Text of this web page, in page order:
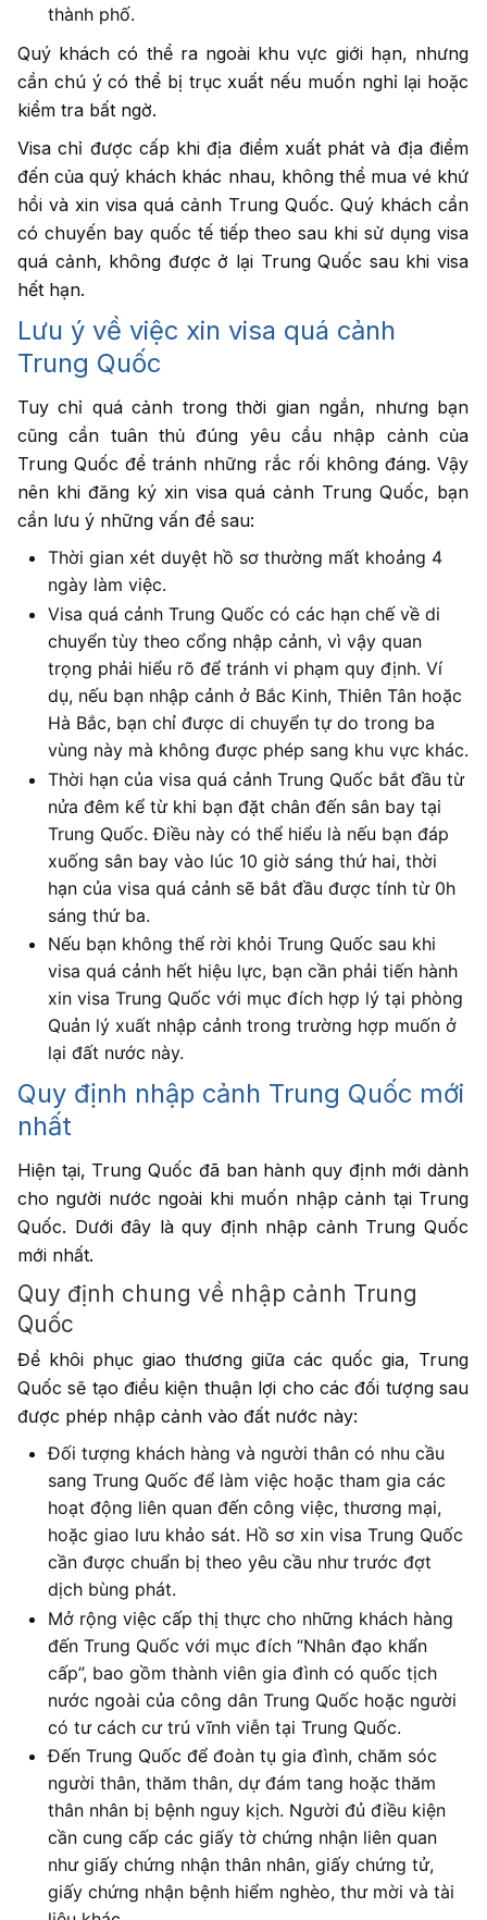
thành phố.
Quý khách có thể ra ngoài khu vực giới hạn, nhưng
cần chú ý có thể bị trục xuất nếu muốn nghỉ lại hoặc
kiểm tra bất ngờ.
Visa chỉ được cấp khi địa điểm xuất phát và địa điểm
đến của quý khách khác nhau, không thể mua vé khứ
hồi và xin visa quá cảnh Trung Quốc. Quý khách cần
có chuyến bay quốc tế tiếp theo sau khi sử dụng visa
quá cảnh, không được ở lại Trung Quốc sau khi visa
hết hạn.
Lưu ý về việc xin visa quá cảnh
Trung Quốc
Tuy chỉ quá cảnh trong thời gian ngắn, nhưng bạn
cũng cần tuân thủ đúng yêu cầu nhập cảnh của
Trung Quốc để tránh những rắc rối không đáng. Vậy
nên khi đăng ký xin visa quá cảnh Trung Quốc, bạn
cần lưu ý những vấn đề sau:
Thời gian xét duyệt hồ sơ thường mất khoảng 4
ngày làm việc.
Visa quá cảnh Trung Quốc có các hạn chế về di
chuyển tùy theo cổng nhập cảnh, vì vậy quan
trọng phải hiểu rõ để tránh vi phạm quy định. Ví
dụ, nếu bạn nhập cảnh ở Bắc Kinh, Thiên Tân hoặc
Hà Bắc, bạn chỉ được di chuyển tự do trong ba
vùng này mà không được phép sang khu vực khác.
Thời hạn của visa quá cảnh Trung Quốc bắt đầu từ
nửa đêm kể từ khi bạn đặt chân đến sân bay tại
Trung Quốc. Điều này có thể hiểu là nếu bạn đáp
xuống sân bay vào lúc 10 giờ sáng thứ hai, thời
hạn của visa quá cảnh sẽ bắt đầu được tính từ 0h
sáng thứ ba.
Nếu bạn không thể rời khỏi Trung Quốc sau khi
visa quá cảnh hết hiệu lực, bạn cần phải tiến hành
xin visa Trung Quốc với mục đích hợp lý tại phòng
Quản lý xuất nhập cảnh trong trường hợp muốn ở
lại đất nước này.
Quy định nhập cảnh Trung Quốc mới
nhất
Hiện tại, Trung Quốc đã ban hành quy định mới dành
cho người nước ngoài khi muốn nhập cảnh tại Trung
Quốc. Dưới đây là quy định nhập cảnh Trung Quốc
mới nhất.
Quy định chung về nhập cảnh Trung
Quốc
Để khôi phục giao thương giữa các quốc gia, Trung
Quốc sẽ tạo điều kiện thuận lợi cho các đối tượng sau
được phép nhập cảnh vào đất nước này:
Đối tượng khách hàng và người thân có nhu cầu
sang Trung Quốc để làm việc hoặc tham gia các
hoạt động liên quan đến công việc, thương mại,
hoặc giao lưu khảo sát. Hồ sơ xin visa Trung Quốc
cần được chuẩn bị theo yêu cầu như trước đợt
dịch bùng phát.
Mở rộng việc cấp thị thực cho những khách hàng
đến Trung Quốc với mục đích “Nhân đạo khẩn
cấp”, bao gồm thành viên gia đình có quốc tịch
nước ngoài của công dân Trung Quốc hoặc người
có tư cách cư trú vĩnh viễn tại Trung Quốc.
Đến Trung Quốc để đoàn tụ gia đình, chăm sóc
người thân, thăm thân, dự đám tang hoặc thăm
thân nhân bị bệnh nguy kịch. Người đủ điều kiện
cần cung cấp các giấy tờ chứng nhận liên quan
như giấy chứng nhận thân nhân, giấy chứng tử,
giấy chứng nhận bệnh hiểm nghèo, thư mời và tài